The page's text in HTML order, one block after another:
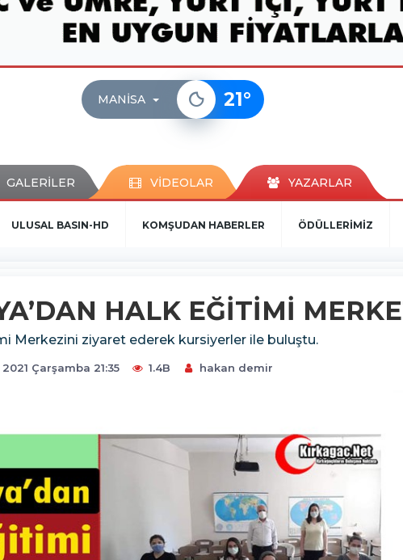
MANISA 21°
GALERİLER VİDEOLAR YAZARLAR
ULUSAL BASIN-HD KOMŞUDAN HABERLER ÖDÜLLERİMİZ
HALK EĞİTİMİ
Merkezini ziyaret ederek kursiyerler ile buluştu.
Çarşamba 21:35 1.4B hakan demir